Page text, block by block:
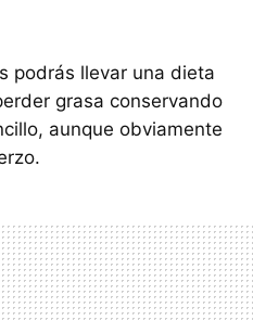
podrás llevar una dieta
grasa conservando
aunque obviamente